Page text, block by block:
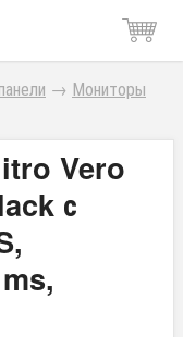
→ Мониторы
Vero
с